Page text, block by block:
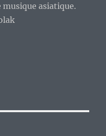
musique asiatique.